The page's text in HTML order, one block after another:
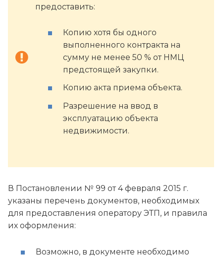
предоставить:
Копию хотя бы одного
выполненного контракта на
сумму не менее 50 % от НМЦ
предстоящей закупки.
Копию акта приема объекта.
Разрешение на ввод в
эксплуатацию объекта
недвижимости.
В Постановлении № 99 от 4 февраля 2015 г.
указаны перечень документов, необходимых
для предоставления оператору ЭТП, и правила
их оформления:
Возможно, в документе необходимо